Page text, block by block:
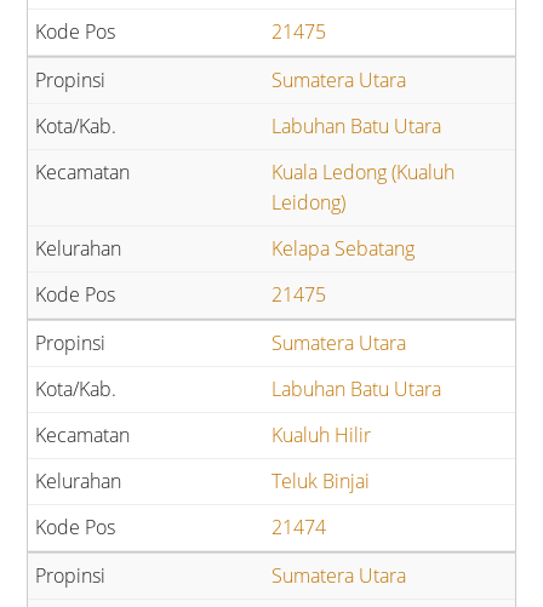
21475
Sumatera Utara
Labuhan Batu Utara
Kuala Ledong (Kualuh
Leidong)
Kelapa Sebatang
21475
Sumatera Utara
Labuhan Batu Utara
Kualuh Hilir
Teluk Binjai
21474
Sumatera Utara